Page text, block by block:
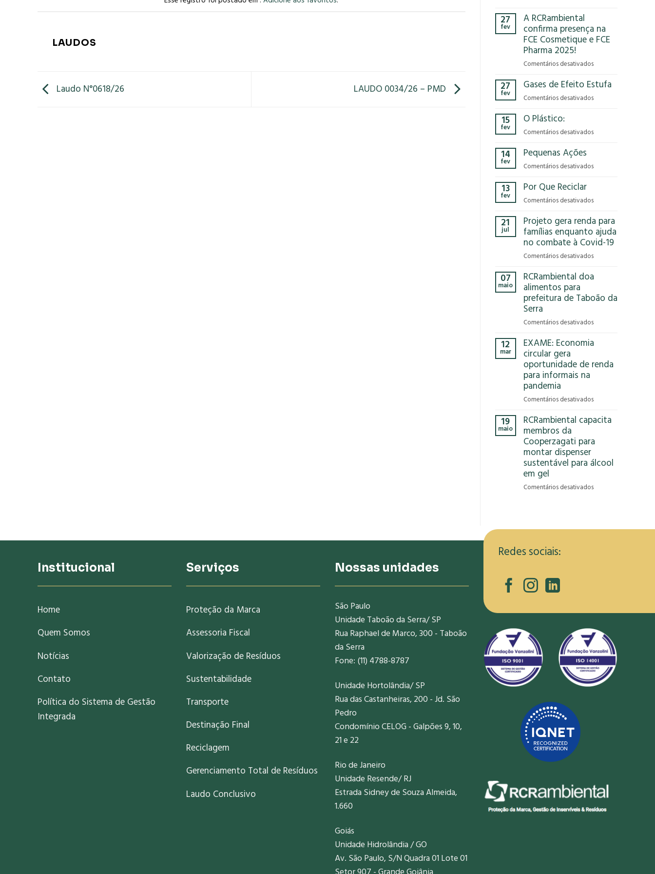
LAUDOS
Laudo N°0618/26 LAUDO 0034/26 – PMD
parou
para
impacto
que
o
modelo
no
27
fev
A RCRambiental
confirma presença na
FCE Cosmetique e FCE
Pharma 2025!
Comentários desativadosem
RCRambiental
confirma
Cosmetique
Pharma
27
fev
Gases de Efeito Estufa
Comentários desativadosem
Efeito
15
fev
O Plástico:
Comentários desativadosem
14
fev
Pequenas Ações
Comentários desativadosem
13
fev
Por Que Reciclar
Comentários desativadosem
Que
Reciclar
21
jul
Projeto gera renda para
famílias enquanto ajuda
no combate à Covid-19
Comentários desativadosem
gera
para
ajuda
combate
Covid-
07
maio
RCRambiental doa
alimentos para
prefeitura de Taboão da
Serra
Comentários desativadosem
doa
para
da
Serra
12
mar
EXAME: Economia
circular gera
oportunidade de renda
para informais na
pandemia
Comentários desativadosem
Economia
gera
de
informais
19
maio
RCRambiental capacita
membros da
Cooperzagati para
montar dispenser
sustentável para álcool
em gel
Comentários desativadosem
da
Institucional
Home
Quem Somos
Notícias
Contato
Política do Sistema de Gestão
Integrada
Serviços
Proteção da Marca
Assessoria Fiscal
Valorização de Resíduos
Sustentabilidade
Transporte
Destinação Final
Reciclagem
Gerenciamento Total de Resíduos
Laudo Conclusivo
Nossas unidades
São Paulo
Unidade Taboão da Serra/ SP
Rua Raphael de Marco, 300 - Taboão
da Serra
Fone: (11) 4788-8787
Unidade Hortolândia/ SP
Rua das Castanheiras, 200 - Jd. São
Pedro
Condomínio CELOG - Galpões 9, 10,
21 e 22
Rio de Janeiro
Unidade Resende/ RJ
Estrada Sidney de Souza Almeida,
1.660
Goiás
Unidade Hidrolândia / GO
Av. São Paulo, S/N Quadra 01 Lote 01
Redes sociais: